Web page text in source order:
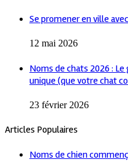
Se promener en ville
12 mai 2026
Noms de chats 2026 :
unique (que votre chat
23 février 2026
Articles Populaires
Noms de chien